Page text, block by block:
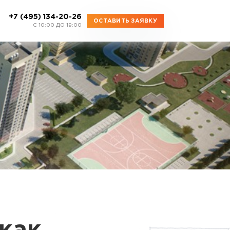
+7 (495) 134-20-26
C 10:00 ДО 19:00
ОСТАВИТЬ ЗАЯВКУ